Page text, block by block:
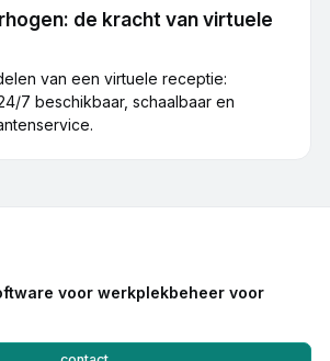
de kracht van virtuele
van een virtuele receptie:
7 beschikbaar, schaalbaar en
voor werkplekbeheer voor